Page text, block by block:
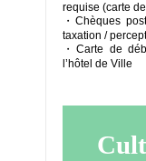
requise (carte
・Chèques
taxation /
・Carte de
l’hôtel de Ville